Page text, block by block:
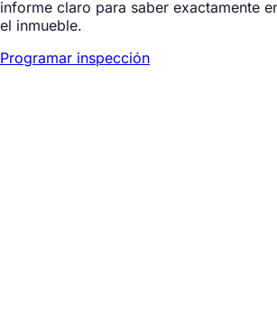
informe claro para saber exactamente
el inmueble.
Programar inspección